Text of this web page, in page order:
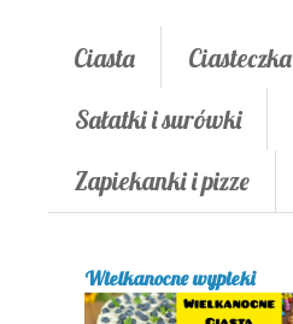
Ciasta Ciasteczka
Sałatki i surówki
Zapiekanki i pizze
Wielkanocne wypieki